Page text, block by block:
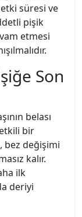
süresi ve
pişik
etmesi
Son
belası
bir
bez değişimi
kalır.
ilk
deriyi